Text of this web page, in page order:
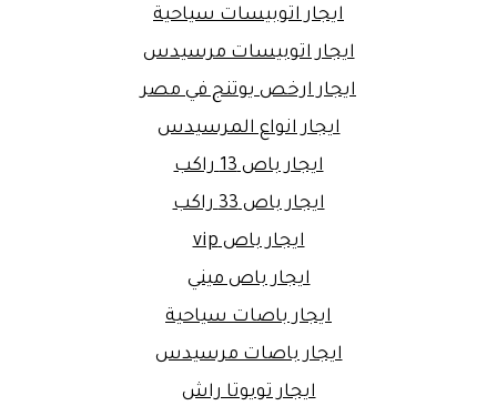
ايجار اتوبيسات سياحية
ايجار اتوبيسات مرسيدس
ايجار ارخص يوتنج في مصر
ايجار انواع المرسيدس
ايجار باص 13 راكب
ايجار باص 33 راكب
ايجار باص vip
ايجار باص ميني
ايجار باصات سياحية
ايجار باصات مرسيدس
ايجار تويوتا راش